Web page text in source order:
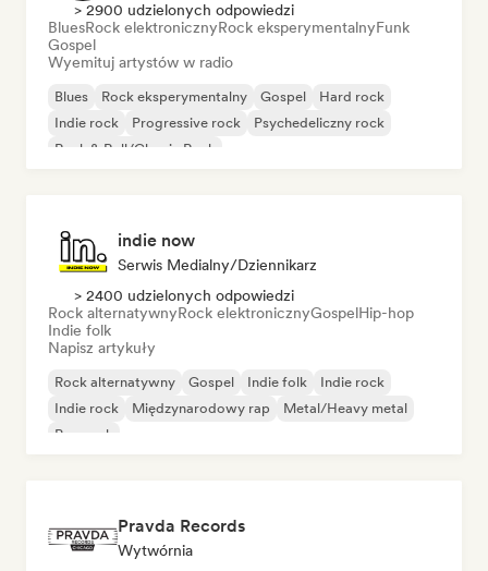
> 2900 udzielonych odpowiedzi
BluesRock elektronicznyRock eksperymentalnyFunk
Gospel
Wyemituj artystów w radio
Blues Rock eksperymentalny Gospel
Hard rock
Indie rock
Progressive rock
Psychedeliczny rock
Rock & Roll/Classic Rock
indie now
Serwis Medialny/Dziennikarz
> 2400 udzielonych odpowiedzi
Rock alternatywnyRock elektronicznyGospelHip-hop
Indie folk
Napisz artykuły
Rock alternatywny Gospel Indie folk
Indie rock
Indie rock
Międzynarodowy rap
Metal/Heavy metal
Pop rock
Pravda Records
Wytwórnia